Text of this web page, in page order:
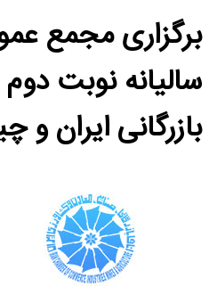
برگزاری مجمع
سالیانه نوبت
بازرگانی ایران و